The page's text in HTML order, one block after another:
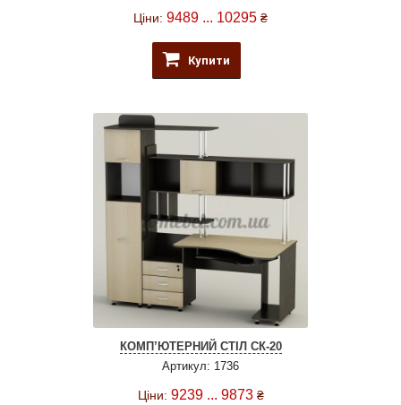
Ціни: 9489 ... 10295 ₴
Купити
КОМП’ЮТЕРНИЙ СТІЛ СК-20
Артикул: 1736
Ціни: 9239 ... 9873 ₴